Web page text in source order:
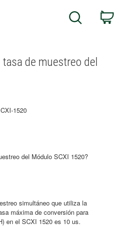
Search
de muestreo del
1520
del Módulo SCXI 1520?
simultáneo que utiliza la
máxima de conversión para
en el SCXI 1520 es 10 us.